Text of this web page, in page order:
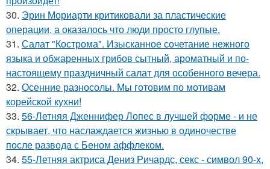
30. Эрин Мориарти критиковали за пластические
операции, а оказалось что люди просто глупые.
31. Салат "Кострома". Изысканное сочетание нежного
языка и обжаренных грибов сытный, ароматный и по-
настоящему праздничный салат для особенного вечера.
32. Осенние разносолы. Мы готовим по мотивам
корейской кухни!
33. 56-Летняя Дженнифер Лопес в лучшей форме - и не
скрывает, что наслаждается жизнью в одиночестве
после развода с Беном аффлеком.
34. 55-Летняя актриса Дениз Ричардс, секс - символ 90-х,